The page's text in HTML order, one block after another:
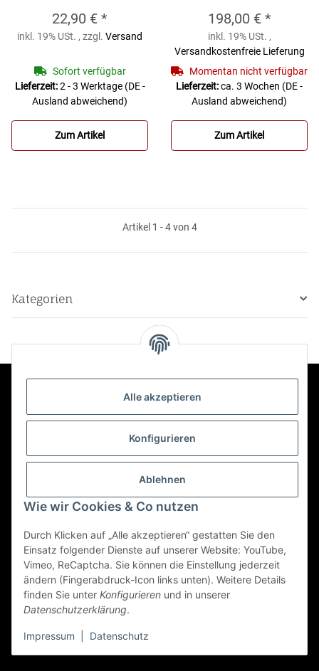
Alle akzeptieren
Konfigurieren
Ablehnen
Wie wir Cookies & Co nutzen
Durch Klicken auf „Alle akzeptieren“ gestatten Sie den
Einsatz folgender Dienste auf unserer Website: YouTube,
Vimeo, ReCaptcha. Sie können die Einstellung jederzeit
ändern (Fingerabdruck-Icon links unten). Weitere Details
finden Sie unter Konfigurieren und in unserer
Datenschutzerklärung.
Impressum Datenschutz
BPSTRAP PROTEC
Rucksackriemen
22,90 € *
inkl. 19% USt. , zzgl. Versand
Sofort verfügbar
Lieferzeit:2 - 3 Werktage (DE -
Ausland abweichend)
Zum Artikel
Formkoffer Glasfaser
FH-16 SOUNDLINE /
EASTMAN Waldhorn-
Formkoffer Glasfaser
FH-16
198,00 € *
inkl. 19% USt. ,
Versandkostenfreie Lieferung
Momentan nicht verfügbar
Lieferzeit:ca. 3 Wochen (DE -
Ausland abweichend)
Zum Artikel
Artikel 1 - 4 von 4
Kategorien
Informationen
Mehr über
Vertrag widerrufen
* Alle Preise inkl. gesetzlicher USt., zzgl.